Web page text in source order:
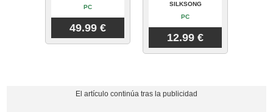
PC
49.99 €
SILKSONG
PC
12.99 €